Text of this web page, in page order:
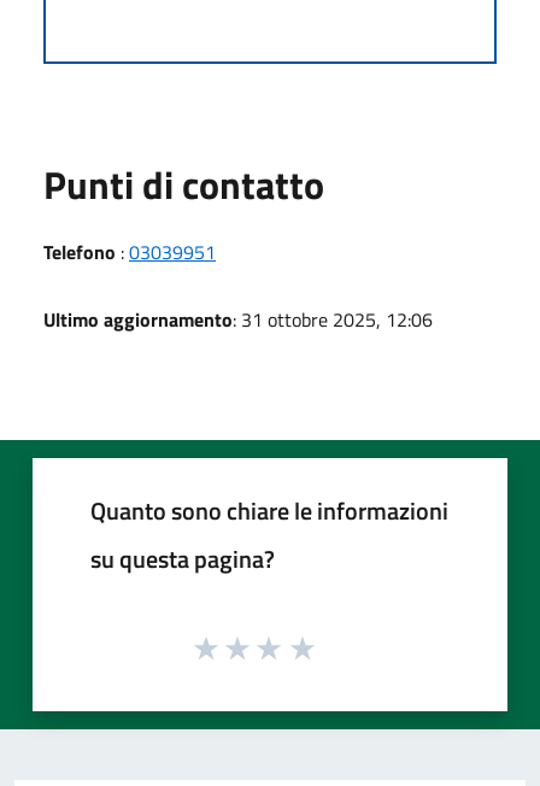
Punti di contatto
Telefono :03039951
Ultimo aggiornamento: 31 ottobre 2025, 12:06
Quanto sono chiare le informazioni
su questa pagina?